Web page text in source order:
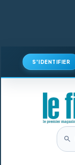
S'IDENTIFIER